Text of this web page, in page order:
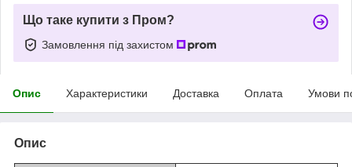
Що таке купити з Пром?
Замовлення під захистом
Опис Характеристики Доставка Оплата Умови
Опис